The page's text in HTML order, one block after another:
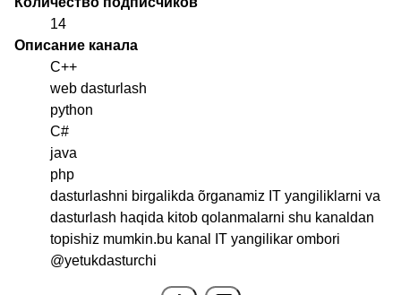
14
Описание канала
C++
web dasturlash
python
C#
java
php
dasturlashni birgalikda õrganamiz IT yangiliklarni va
dasturlash haqida kitob qolanmalarni shu kanaldan
topishiz mumkin.bu kanal IT yangilikar ombori
@yetukdasturchi